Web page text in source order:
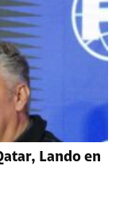
Lando en